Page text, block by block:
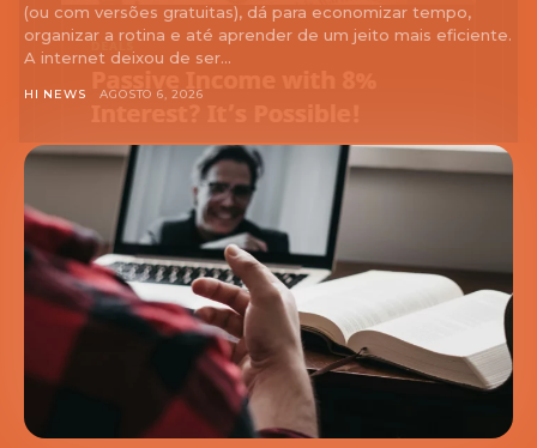
(ou com versões gratuitas), dá para economizar tempo,
organizar a rotina e até aprender de um jeito mais eficiente.
A internet deixou de ser...
HI NEWS AGOSTO 6, 2026